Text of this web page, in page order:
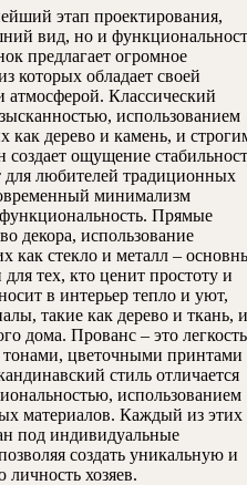
этап проектирования,
вид, но и
предлагает огромное
которых обладает своей
атмосферой. Классический
использованием
как дерево и камень, и
ощущение
для любителей традиционных
минимализм
Прямые
декора, использование
как стекло и металл –
тех, кто ценит простоту и
в интерьер тепло и уют,
такие как дерево и ткань, и
дома. Прованс – это
тонами, цветочными принтами
стиль отличается
использованием
материалов. Каждый из этих
под индивидуальные
создать уникальную и
хозяев.